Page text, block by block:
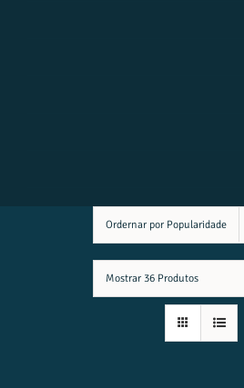
Ordernar por Popularidade
Mostrar 36 Produtos